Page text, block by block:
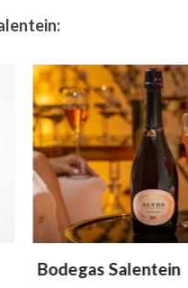
Bodegas Salentein